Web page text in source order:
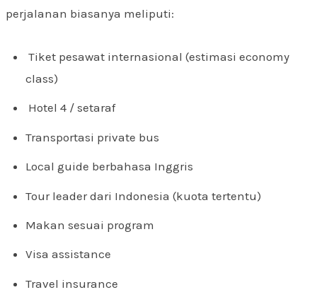
perjalanan biasanya meliputi:
Tiket pesawat internasional (estimasi economy
class)
Hotel 4 / setaraf
Transportasi private bus
Local guide berbahasa Inggris
Tour leader dari Indonesia (kuota tertentu)
Makan sesuai program
Visa assistance
Travel insurance